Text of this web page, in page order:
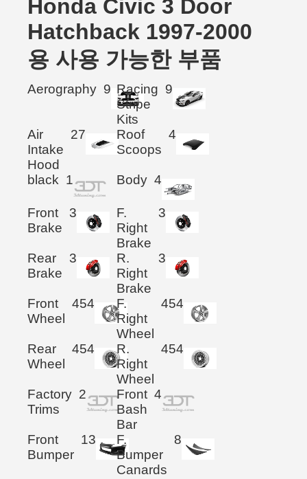
Honda Civic 3 Door
Hatchback 1997-2000
용 사용 가능한 부품
Aerography 9 Racing
Stripe
Kits
9
Air
Intake
Hood
27
Roof
Scoops
4
black 1 Body 4
Front
Brake
3
F.
Right
Brake
3
Rear
Brake
3
R.
Right
Brake
3
Front
Wheel
454
F.
Right
Wheel
454
Rear
Wheel
454
R.
Right
Wheel
454
Factory
Trims
2
Front
Bash
Bar
4
Front
Bumper
13
F.
Bumper
Canards
8